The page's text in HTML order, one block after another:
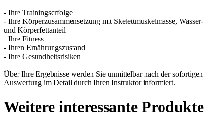
- Ihre Trainingserfolge
- Ihre Körperzusammensetzung mit Skelettmuskelmasse, Wasser-
und Körperfettanteil
- Ihre Fitness
- Ihren Ernährungszustand
- Ihre Gesundheitsrisiken
Über Ihre Ergebnisse werden Sie unmittelbar nach der sofortigen
Auswertung im Detail durch Ihren Instruktor informiert.
Weitere interessante Produkte